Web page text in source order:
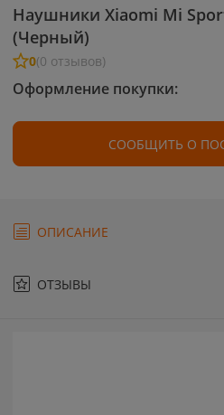
Наушники Xiaomi Mi
(Черный)
0(0 отзывов)
Оформление покупки:
СООБЩИТЬ О
ОПИСАНИЕ
ОТЗЫВЫ